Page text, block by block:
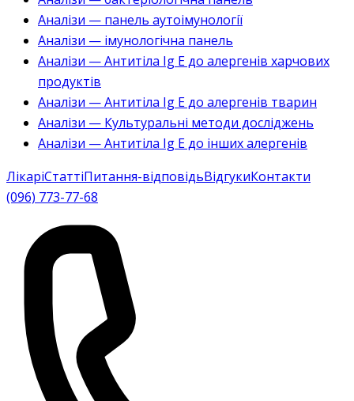
Аналізи — панель аутоімунології
Аналізи — імунологічна панель
Аналізи — Антитіла Ig E до алергенів харчових
продуктів
Аналізи — Антитіла Ig E до алергенів тварин
Аналізи — Культуральні методи досліджень
Аналізи — Антитіла Ig E до інших алергенів
ЛікаріСтаттіПитання-відповідьВідгукиКонтакти
(096) 773-77-68